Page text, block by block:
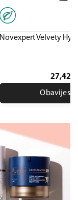
Novexpert Velvety
27,42
Obavijesti